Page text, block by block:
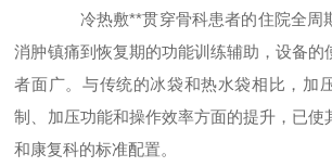
冷热敷**贯穿骨科患者的住院全周
消肿镇痛到恢复期的功能训练辅助，设备的
者面广。与传统的冰袋和热水袋相比，加
制、加压功能和操作效率方面的提升，已使
和康复科的标准配置。